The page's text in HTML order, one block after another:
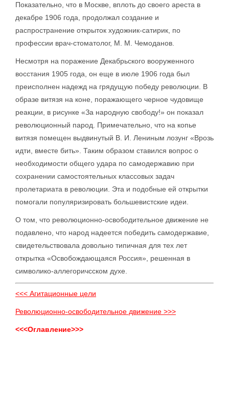
Показательно, что в Москве, вплоть до своего ареста в
декабре 1906 года, продолжал создание и
распространение открыток художник-сатирик, по
профессии врач-стоматолог, М. М. Чемоданов.
Несмотря на поражение Декабрьского вооруженного
восстания 1905 года, он еще в июле 1906 года был
преисполнен надежд на грядущую победу революции. В
образе витязя на коне, поражающего черное чудовище
реакции, в рисунке «За народную свободу!» он показал
революционный парод. Примечательно, что на копье
витязя помещен выдвинутый В. И. Лениным лозунг «Врозь
идти, вместе бить». Таким образом ставился вопрос о
необходимости общего удара по самодержавию при
сохранении самостоятельных классовых задач
пролетариата в революции. Эта и подобные ей открытки
помогали популяризировать большевистские идеи.
О том, что революционно-освободительное движение не
подавлено, что народ надеется победить самодержавие,
свидетельствовала довольно типичная для тех лет
открытка «Освобождающаяся Россия», решенная в
символико-аллегоричсском духе.
<<< Агитационные цели
Революционно-освободительное движение >>>
<<<Оглавление>>>